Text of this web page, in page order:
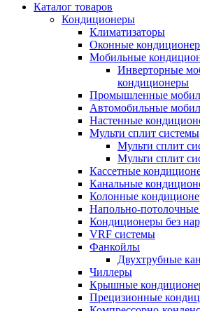
Каталог товаров
Кондиционеры
Климатизаторы
Оконные
Мобильные
Инверторные
кондиционеры
Промышленные
Автомобильные
Настенные
Мульти сплит системы
Мульти сплит
Мульти сплит
Кассетные
Канальные
Колонные
Напольно-
Кондиционеры без
VRF системы
Фанкойлы
Двухтрубные
Чиллеры
Крышные
Прецизионные